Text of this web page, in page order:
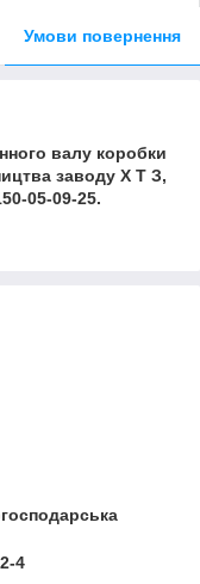
Умови повернення
валу коробки
заводу Х Т З,
05-09-25.
4